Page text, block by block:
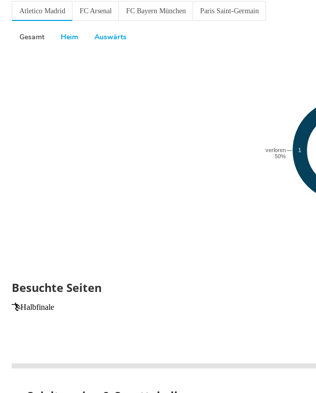
Atletico Madrid FC Arsenal FC Bayern München Paris Saint-Germain
Gesamt Heim Auswärts
Besuchte Seiten
Halbfinale